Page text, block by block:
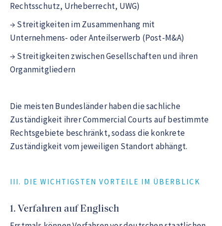
Rechtsschutz, Urheberrecht, UWG)
→ Streitigkeiten im Zusammenhang mit
Unternehmens- oder Anteilserwerb (Post-M&A)
→ Streitigkeiten zwischen Gesellschaften und ihren
Organmitgliedern
Die meisten Bundesländer haben die sachliche
Zuständigkeit ihrer Commercial Courts auf bestimmte
Rechtsgebiete beschränkt, sodass die konkrete
Zuständigkeit vom jeweiligen Standort abhängt.
III. DIE WICHTIGSTEN VORTEILE IM ÜBERBLICK
1. Verfahren auf Englisch